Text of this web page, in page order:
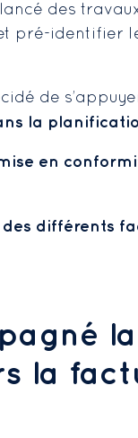
des
pré-identifier
de
la
en
différents
la